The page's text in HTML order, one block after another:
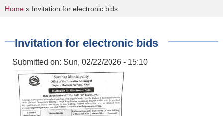
You are here
Home » Invitation for electronic bids
Invitation for electronic bids
Submitted on: Sun, 02/22/2026 - 15:10